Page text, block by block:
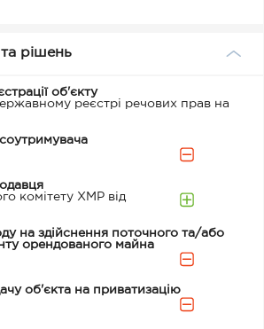
рішень
об'єкту
реєстрі речових прав на
комітету ХМР від
на здійснення поточного та/або
орендованого майна
об'єкта на приватизацію